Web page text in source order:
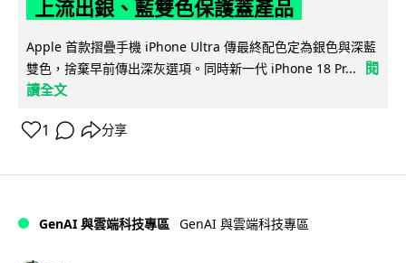
上流出銀、藍雙色保護蓋產品
Apple 首款摺疊手機 iPhone Ultra 傳最終配色定為銀色與深藍
雙色，捨棄早前傳出深灰選項。同時新一代 iPhone 18 Pr...
閱
讀全文
1 分享
GenAI 與雲端科技專區 GenAI 與雲端科技專區